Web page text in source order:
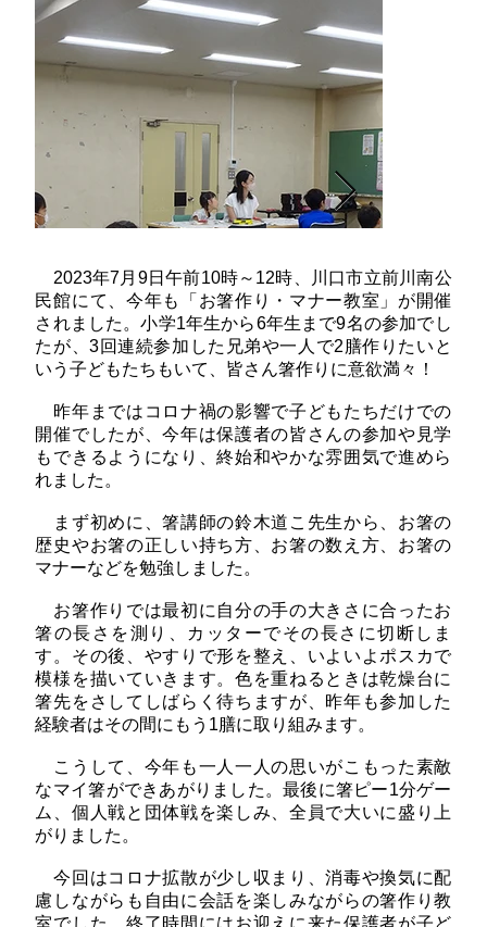
2023年7月9日午前10時～12時、川口市立前川南公
民館にて、今年も「お箸作り・マナー教室」が開催
されました。小学1年生から6年生まで9名の参加でし
たが、3回連続参加した兄弟や一人で2膳作りたいと
いう子どもたちもいて、皆さん箸作りに意欲満々！
昨年まではコロナ禍の影響で子どもたちだけでの
開催でしたが、今年は保護者の皆さんの参加や見学
もできるようになり、終始和やかな雰囲気で進めら
れました。
まず初めに、箸講師の鈴木道こ先生から、お箸の
歴史やお箸の正しい持ち方、お箸の数え方、お箸の
マナーなどを勉強しました。
お箸作りでは最初に自分の手の大きさに合ったお
箸の長さを測り、カッターでその長さに切断しま
す。その後、やすりで形を整え、いよいよポスカで
模様を描いていきます。色を重ねるときは乾燥台に
箸先をさしてしばらく待ちますが、昨年も参加した
経験者はその間にもう1膳に取り組みます。
こうして、今年も一人一人の思いがこもった素敵
なマイ箸ができあがりました。最後に箸ピー1分ゲー
ム、個人戦と団体戦を楽しみ、全員で大いに盛り上
がりました。
今回はコロナ拡散が少し収まり、消毒や換気に配
慮しながらも自由に会話を楽しみながらの箸作り教
室でした。終了時間にはお迎えに来た保護者が子ど